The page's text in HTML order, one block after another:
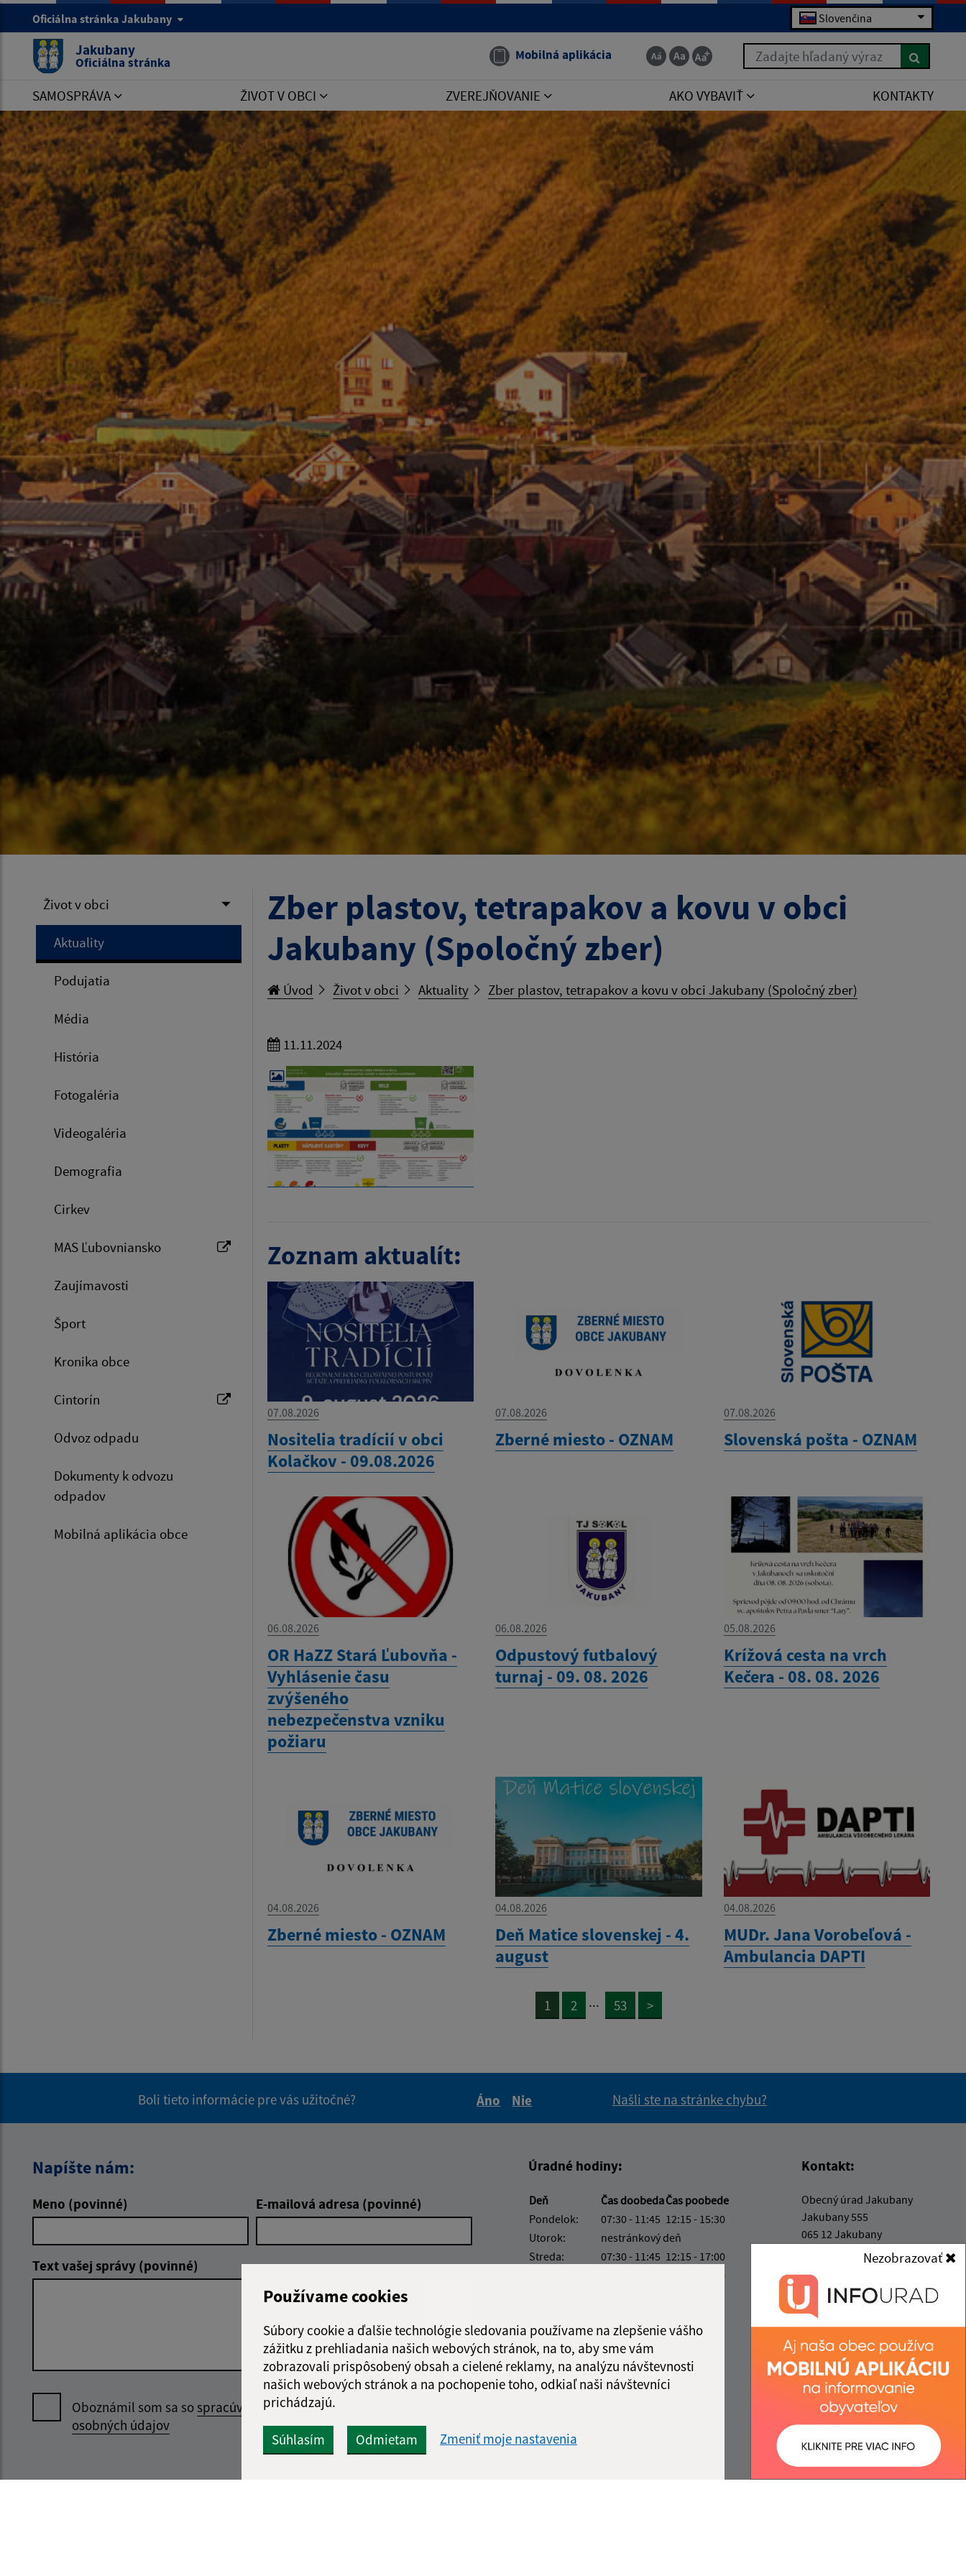
Používame cookies
Súbory cookie a ďalšie technológie sledovania používame na zlepšenie vášho
zážitku z prehliadania našich webových stránok, na to, aby sme vám
zobrazovali prispôsobený obsah a cielené reklamy, na analýzu návštevnosti
našich webových stránok a na pochopenie toho, odkiaľ naši návštevníci
prichádzajú.
Súhlasím Odmietam Zmeniť moje nastavenia
Nezobrazovať
Oficiálna stránka Jakubany Slovenčina
Jakubany
Oficiálna stránka Mobilná aplikácia Zadajte hľadaný výraz
SAMOSPRÁVA ŽIVOT V OBCI ZVEREJŇOVANIE AKO VYBAVIŤ KONTAKTY
Život v obci
Aktuality
Podujatia
Média
História
Fotogaléria
Videogaléria
Demografia
Cirkev
MAS Ľubovniansko
Zaujímavosti
Šport
Kronika obce
Cintorín
Odvoz odpadu
Dokumenty k odvozu
odpadov
Mobilná aplikácia obce
Zber plastov, tetrapakov a kovu v obci
Jakubany (Spoločný zber)
Úvod Život v obci Aktuality Zber plastov, tetrapakov a kovu v obci Jakubany (Spoločný zber)
11.11.2024
Zoznam aktualít:
07.08.2026
Nositelia tradícií v obci
Kolačkov - 09.08.2026
07.08.2026
Zberné miesto - OZNAM
07.08.2026
Slovenská pošta - OZNAM
06.08.2026
OR HaZZ Stará Ľubovňa -
Vyhlásenie času
zvýšeného
nebezpečenstva vzniku
požiaru
06.08.2026
Odpustový futbalový
turnaj - 09. 08. 2026
05.08.2026
Krížová cesta na vrch
Kečera - 08. 08. 2026
04.08.2026
Zberné miesto - OZNAM
04.08.2026
Deň Matice slovenskej - 4.
august
04.08.2026
MUDr. Jana Vorobeľová -
Ambulancia DAPTI
1 2 ... 53 >
Boli tieto informácie pre vás užitočné?
Áno
Nie
Našli ste na stránke chybu?
Napíšte nám:
Meno (povinné) E-mailová adresa (povinné)
Text vašej správy (povinné)
Oboznámil som sa sospracúvaním
osobných údajov
Google reCaptcha Response
Úradné hodiny:
Deň Čas doobedaČas poobede
Pondelok:
07:30 - 11:45 12:15 - 15:30
Utorok:
nestránkový deň
Streda:
07:30 - 11:45 12:15 - 17:00
12:15 - 15:30
Kontakt:
Obecný úrad Jakubany
Jakubany 555
065 12 Jakubany
jakubany@jakubany.sk
+421 524 283 651
IČO: 00329924